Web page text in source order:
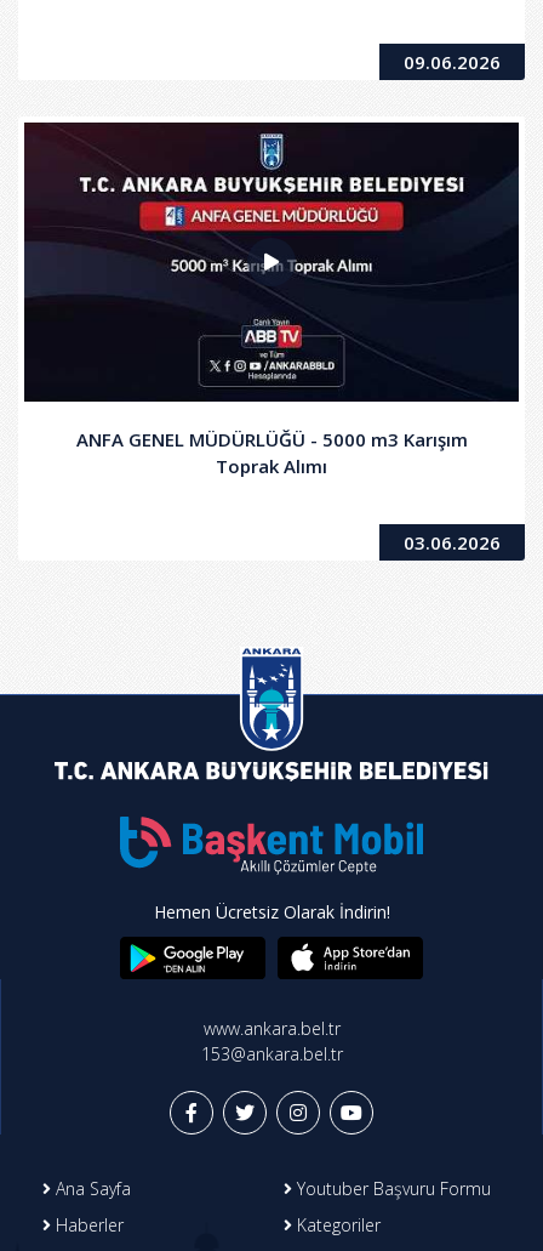
09.06.2026
ANFA GENEL MÜDÜRLÜĞÜ - 5000 m3 Karışım
Toprak Alımı
03.06.2026
Hemen Ücretsiz Olarak İndirin!
www.ankara.bel.tr
153@ankara.bel.tr
Ana Sayfa
Youtuber Başvuru Formu
Haberler
Kategoriler